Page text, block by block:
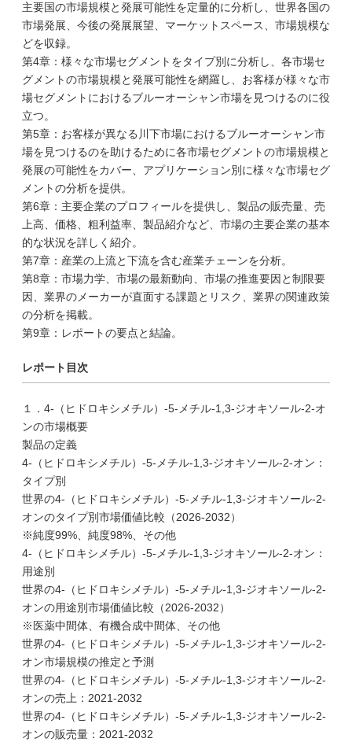
主要国の市場規模と発展可能性を定量的に分析し、世界各国の
市場発展、今後の発展展望、マーケットスペース、市場規模な
どを収録。
第4章：様々な市場セグメントをタイプ別に分析し、各市場セ
グメントの市場規模と発展可能性を網羅し、お客様が様々な市
場セグメントにおけるブルーオーシャン市場を見つけるのに役
立つ。
第5章：お客様が異なる川下市場におけるブルーオーシャン市
場を見つけるのを助けるために各市場セグメントの市場規模と
発展の可能性をカバー、アプリケーション別に様々な市場セグ
メントの分析を提供。
第6章：主要企業のプロフィールを提供し、製品の販売量、売
上高、価格、粗利益率、製品紹介など、市場の主要企業の基本
的な状況を詳しく紹介。
第7章：産業の上流と下流を含む産業チェーンを分析。
第8章：市場力学、市場の最新動向、市場の推進要因と制限要
因、業界のメーカーが直面する課題とリスク、業界の関連政策
の分析を掲載。
第9章：レポートの要点と結論。
レポート目次
１．4-（ヒドロキシメチル）-5-メチル-1,3-ジオキソール-2-オ
ンの市場概要
製品の定義
4-（ヒドロキシメチル）-5-メチル-1,3-ジオキソール-2-オン：
タイプ別
世界の4-（ヒドロキシメチル）-5-メチル-1,3-ジオキソール-2-
オンのタイプ別市場価値比較（2026-2032）
※純度99%、純度98%、その他
4-（ヒドロキシメチル）-5-メチル-1,3-ジオキソール-2-オン：
用途別
世界の4-（ヒドロキシメチル）-5-メチル-1,3-ジオキソール-2-
オンの用途別市場価値比較（2026-2032）
※医薬中間体、有機合成中間体、その他
世界の4-（ヒドロキシメチル）-5-メチル-1,3-ジオキソール-2-
オン市場規模の推定と予測
世界の4-（ヒドロキシメチル）-5-メチル-1,3-ジオキソール-2-
オンの売上：2021-2032
世界の4-（ヒドロキシメチル）-5-メチル-1,3-ジオキソール-2-
オンの販売量：2021-2032